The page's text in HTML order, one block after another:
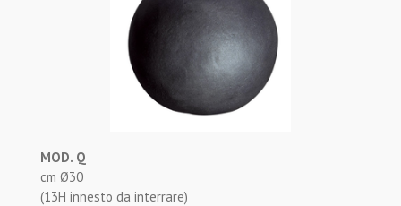
MOD. Q
cm Ø30
(13H innesto da interrare)